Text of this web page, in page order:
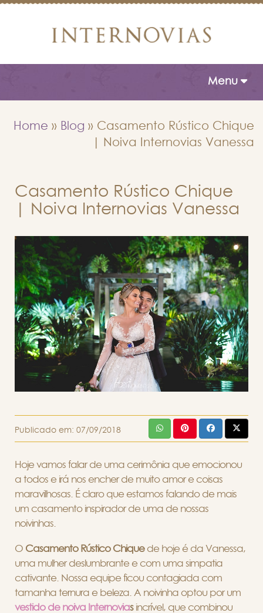
Toggle
Menu
Home » Blog » Casamento Rústico Chique
| Noiva Internovias Vanessa
Casamento Rústico Chique
| Noiva Internovias Vanessa
Publicado em: 07/09/2018
Hoje vamos falar de uma cerimônia que emocionou
a todos e irá nos encher de muito amor e coisas
maravilhosas. É claro que estamos falando de mais
um casamento inspirador de uma de nossas
noivinhas.
O Casamento Rústico Chiquede hoje é da Vanessa,
uma mulher deslumbrante e com uma simpatia
cativante. Nossa equipe ficou contagiada com
tamanha ternura e beleza. A noivinha optou por um
vestido de noiva Internoviasincrível, que combinou